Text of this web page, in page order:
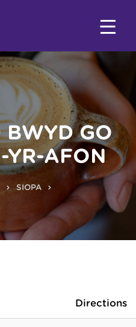
BWYD GO
YR-AFON
SIOPA
Directions